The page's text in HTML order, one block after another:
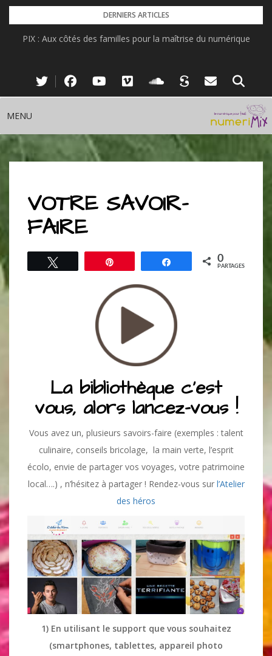
Skip
content
DERNIERS ARTICLES
PIX : Aux côtés des familles pour la maîtrise du numérique
MENU
VOTRE SAVOIR-
FAIRE
Partagez 0
PARTAGES
La bibliothèque c’est
vous, alors lancez-vous !
Vous avez un, plusieurs savoirs-faire (exemples : talent
culinaire, conseils bricolage, la main verte, l’esprit
écolo, envie de partager vos voyages, votre patrimoine
local….) , n’hésitez à partager ! Rendez-vous sur l’Atelier
des héros
1) En utilisant le support que vous souhaitez
(smartphones, tablettes, appareil photo